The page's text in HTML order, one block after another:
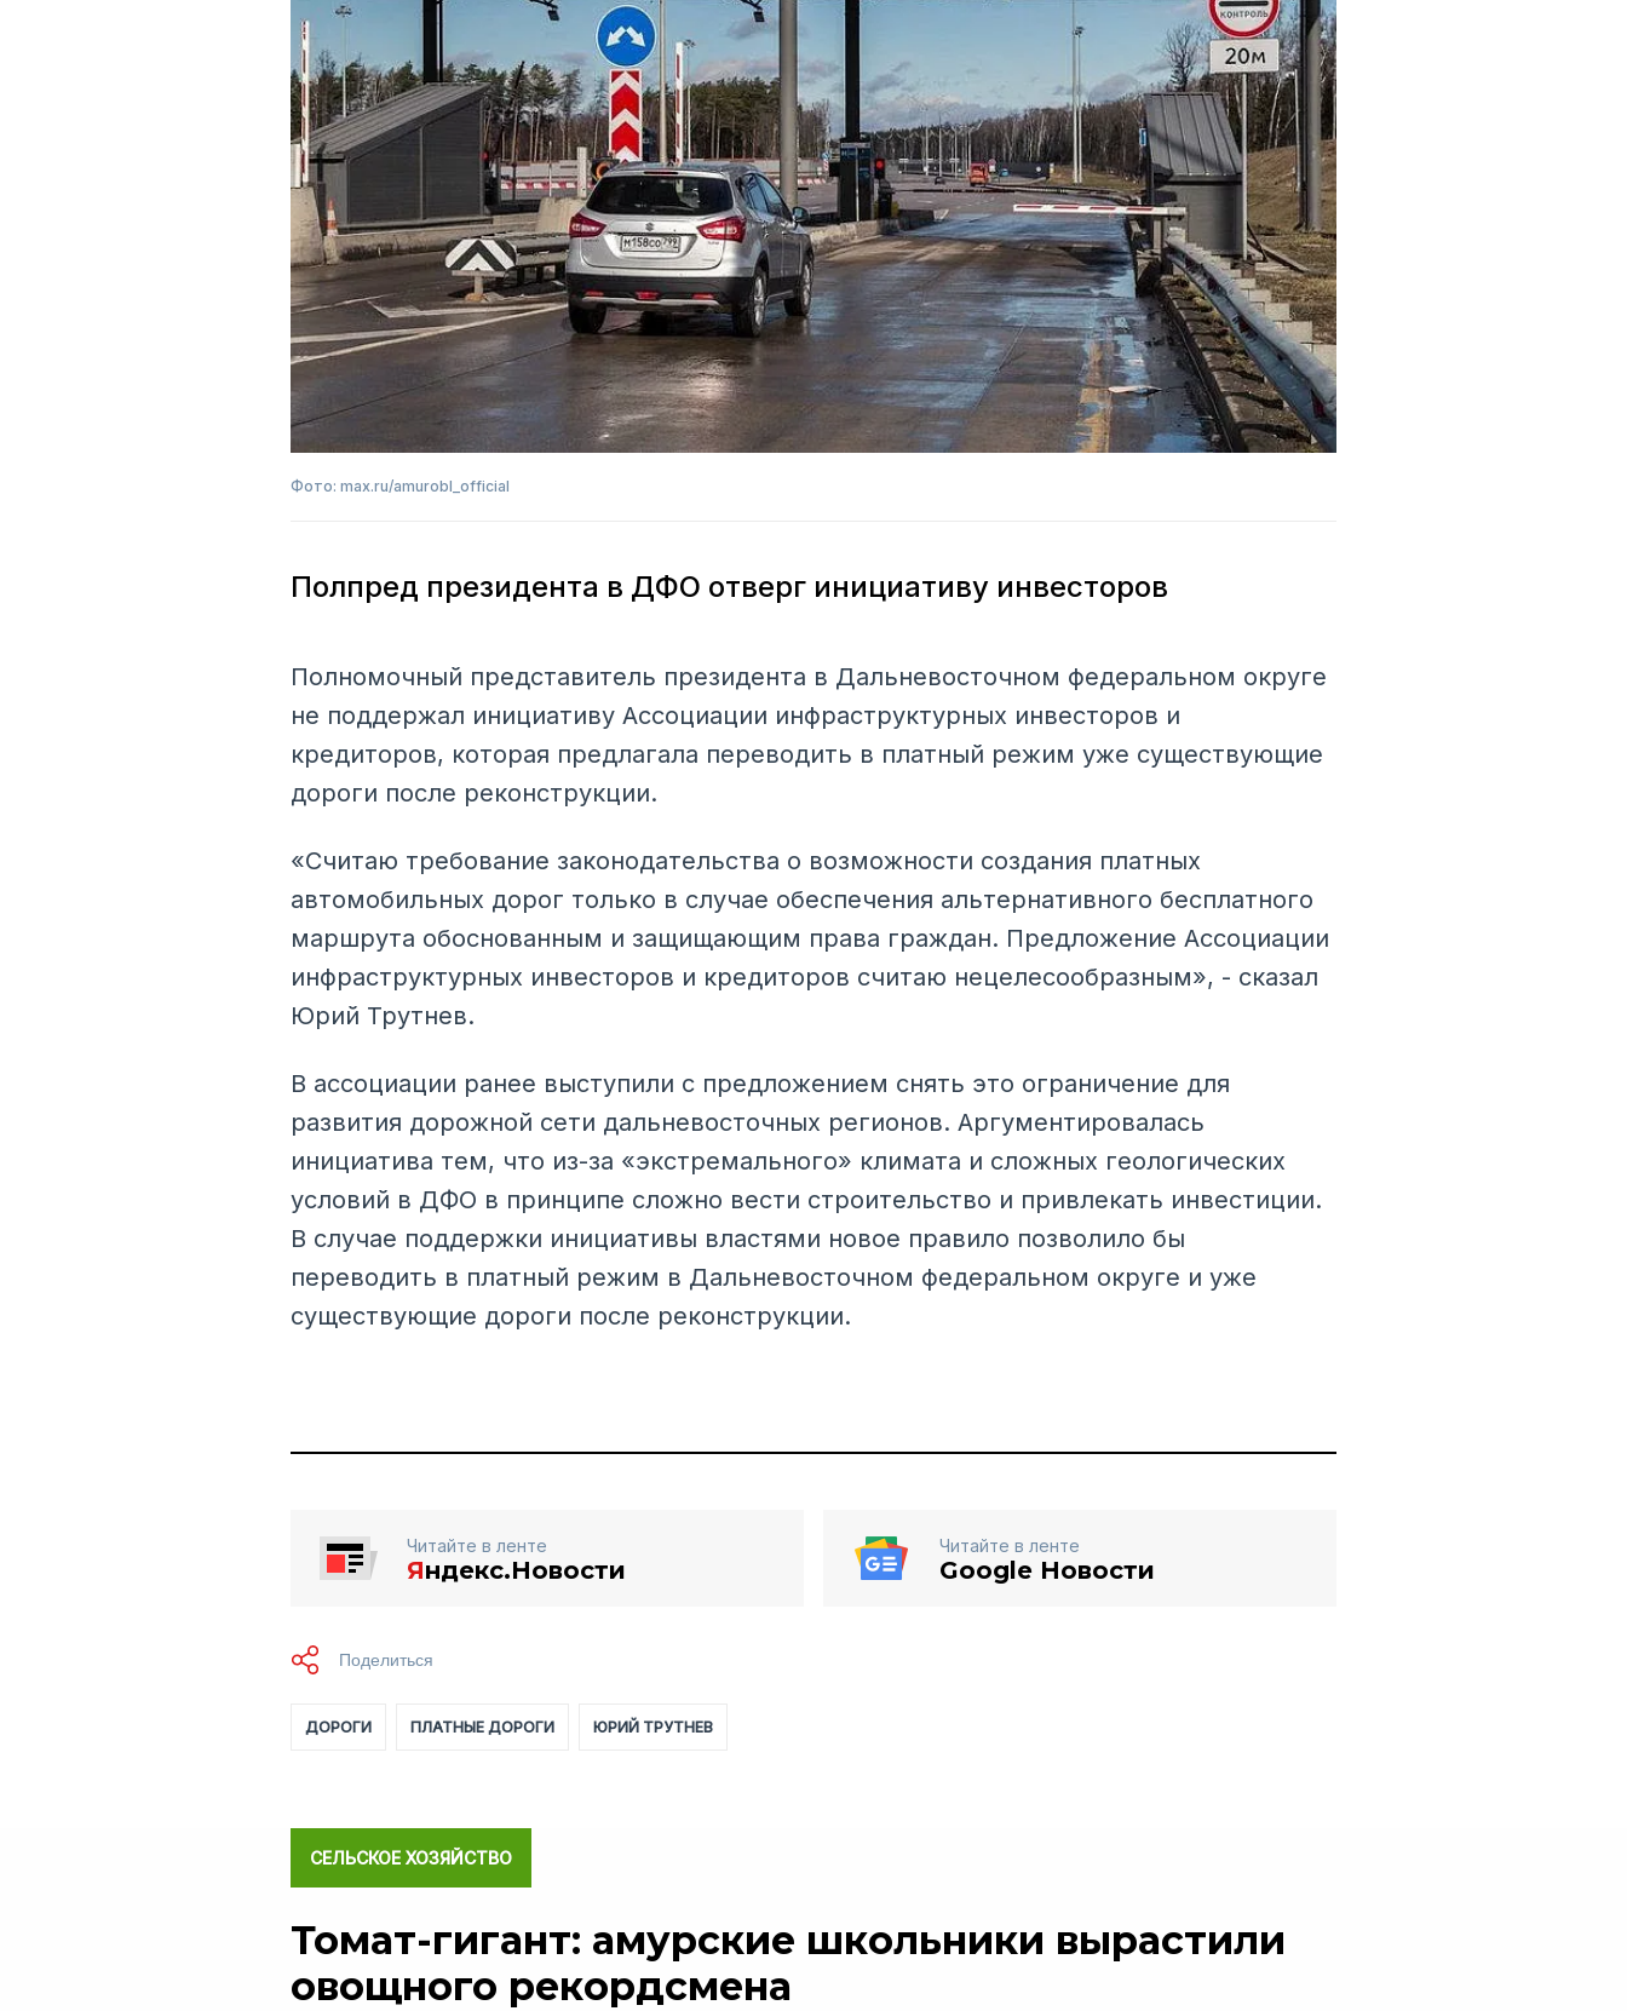
Фото: max.ru/amurobl_official
Полпред президента в ДФО отверг инициативу инвесторов
Полномочный представитель президента в Дальневосточном федеральном округе
не поддержал инициативу Ассоциации инфраструктурных инвесторов и
кредиторов, которая предлагала переводить в платный режим уже существующие
дороги после реконструкции.
«Считаю требование законодательства о возможности создания платных
автомобильных дорог только в случае обеспечения альтернативного бесплатного
маршрута обоснованным и защищающим права граждан. Предложение Ассоциации
инфраструктурных инвесторов и кредиторов считаю нецелесообразным», - сказал
Юрий Трутнев.
В ассоциации ранее выступили с предложением снять это ограничение для
развития дорожной сети дальневосточных регионов. Аргументировалась
инициатива тем, что из-за «экстремального» климата и сложных геологических
условий в ДФО в принципе сложно вести строительство и привлекать инвестиции.
В случае поддержки инициативы властями новое правило позволило бы
переводить в платный режим в Дальневосточном федеральном округе и уже
существующие дороги после реконструкции.
Читайте в ленте
Яндекс.Новости
Читайте в ленте
Google Новости
ДОРОГИ ПЛАТНЫЕ ДОРОГИ ЮРИЙ ТРУТНЕВ
СЕЛЬСКОЕ ХОЗЯЙСТВО
Томат-гигант: амурские школьники вырастили
овощного рекордсмена